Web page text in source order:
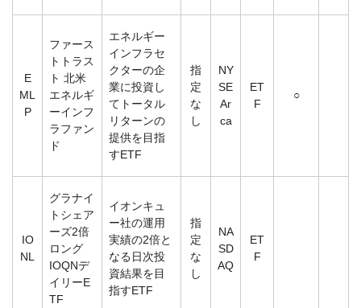
E
ML
P
ファース
トトラス
ト 北米
エネルギ
ーインフ
ラファン
ド
エネルギー
インフラセ
クターの企
業に投資し
てトータル
リターンの
提供を目指
すETF
指
定
な
し
NY
SE
Ar
ca
ET
F
○
IO
NL
グラナイ
トシェア
ーズ2倍
ロング
IOQNデ
イリーE
TF
イオンキュ
ー社の運用
実績の2倍と
なる日次投
資結果を目
指すETF
指
定
な
し
NA
SD
AQ
ET
F